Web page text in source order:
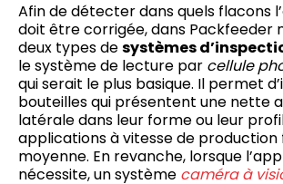
Afin de détecter dans quels flacons
doit être corrigée, dans Packfeeder
deux types desystèmes
le système de lecture par cellule
qui serait le plus basique. Il permet
bouteilles qui présentent une nette
latérale dans leur forme ou leur
applications à vitesse de production
moyenne. En revanche, lorsque
nécessite, un système caméra à